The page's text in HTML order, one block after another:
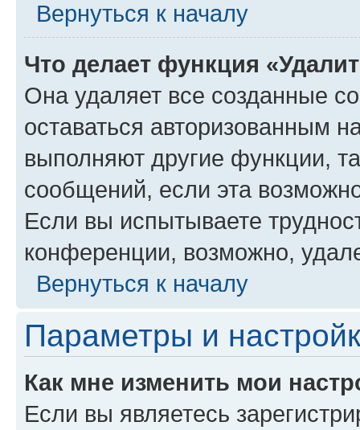
Вернуться к началу
Что делает функция
Она удаляет все созданные
оставаться авторизованным
выполняют другие функции,
сообщений, если эта
Если вы испытываете
конференции, возможно,
Вернуться к началу
Параметры и
Как мне изменить мои
Если вы являетесь